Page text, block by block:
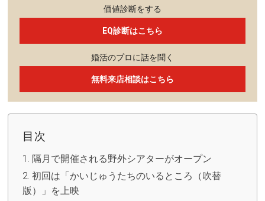
価値診断をする
EQ診断はこちら
婚活のプロに話を聞く
無料来店相談はこちら
目次
隔月で開催される野外シアターがオープン
初回は「かいじゅうたちのいるところ（吹替
版）」を上映